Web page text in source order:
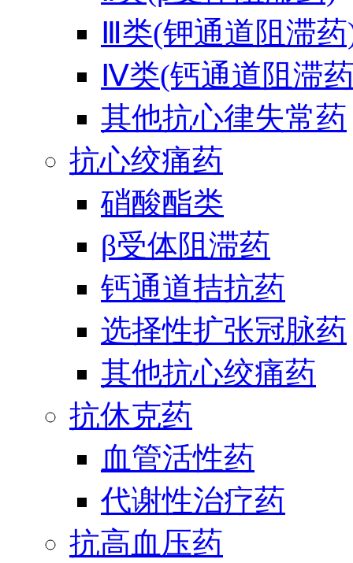
Ⅲ类(钾通道阻滞
Ⅳ类(钙通道阻滞
其他抗心律失常药
抗心绞痛药
硝酸酯类
β受体阻滞药
钙通道拮抗药
选择性扩张冠脉药
其他抗心绞痛药
抗休克药
血管活性药
代谢性治疗药
抗高血压药